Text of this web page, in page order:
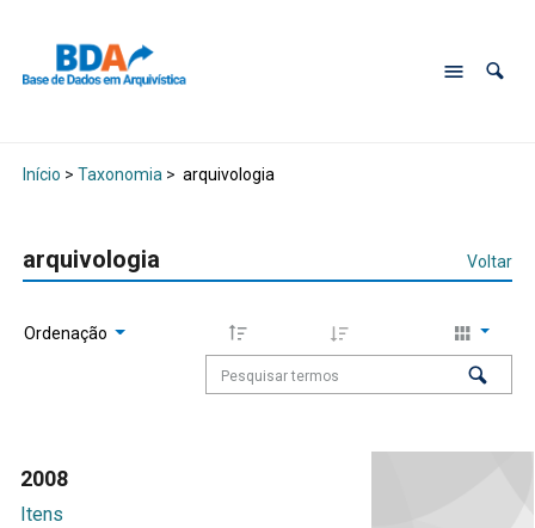
Início > Taxonomia > arquivologia
arquivologia Voltar
Ordenação
2008
Itens